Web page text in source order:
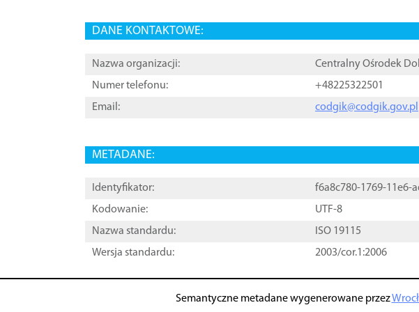
DANE KONTAKTOWE:
Nazwa organizacji:
Centralny Ośrodek
Numer telefonu:
+48225322501
Email:
codgik@codgik.gov.pl
METADANE:
Identyfikator:
f6a8c780-1769-11e6-
Kodowanie:
UTF-8
Nazwa standardu:
ISO 19115
Wersja standardu:
2003/cor.1:2006
Semantyczne metadane wygenerowane przez